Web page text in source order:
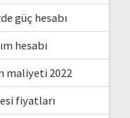
güç hesabı
hesabı
maliyeti 2022
fiyatları